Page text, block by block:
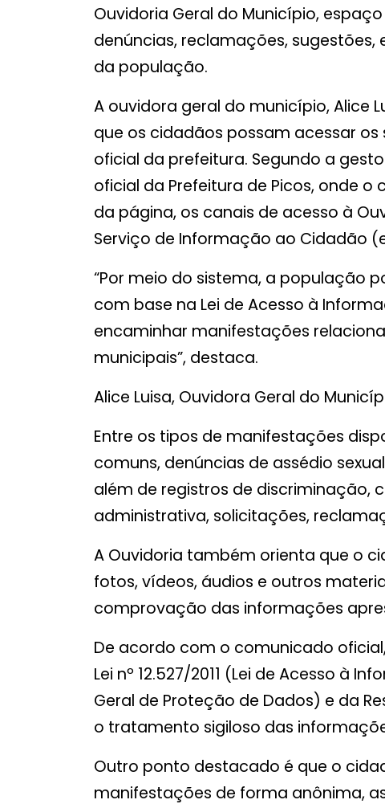
Ouvidoria Geral do Município,
denúncias, reclamações,
da população.
A ouvidora geral do município, Alice
que os cidadãos possam acessar
oficial da prefeitura. Segundo a
oficial da Prefeitura de Picos, onde
da página, os canais de acesso à
Serviço de Informação ao Cidadão
“Por meio do sistema, a população
com base na Lei de Acesso à
encaminhar manifestações
municipais”, destaca.
Alice Luisa, Ouvidora Geral do
Entre os tipos de manifestações
comuns, denúncias de assédio
além de registros de discriminação,
administrativa, solicitações,
A Ouvidoria também orienta que o
fotos, vídeos, áudios e outros
comprovação das informações
De acordo com o comunicado
Lei nº 12.527/2011 (Lei de Acesso à
Geral de Proteção de Dados) e da
o tratamento sigiloso das
Outro ponto destacado é que o
manifestações de forma anônima,